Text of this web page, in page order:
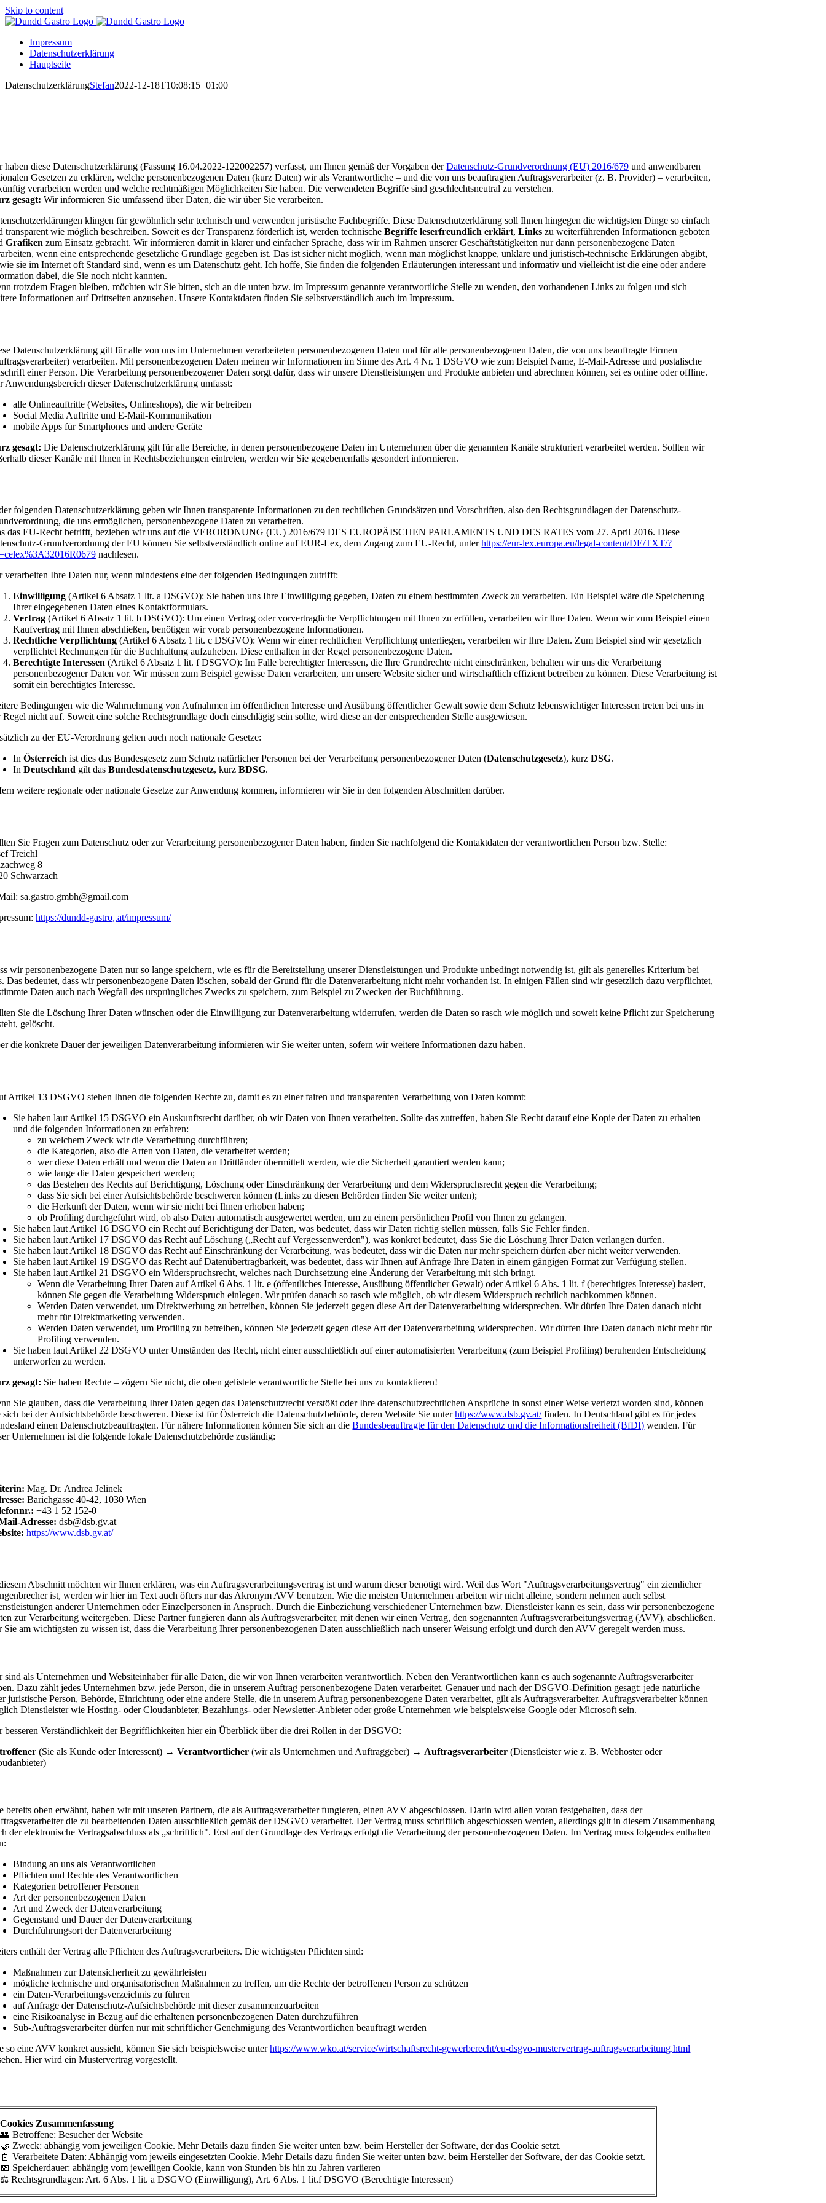
Skip to content
Impressum
Datenschutzerklärung
Hauptseite
DatenschutzerklärungStefan2022-12-18T10:08:15+01:00
haben diese Datenschutzerklärung (Fassung 16.04.2022-122002257) verfasst, um Ihnen gemäß der Vorgaben derDatenschutz-Grundverordnung (EU) 2016/679 und anwendbaren
Gesetzen zu erklären, welche personenbezogenen Daten (kurz Daten) wir als Verantwortliche – und die von uns beauftragten Auftragsverarbeiter (z. B. Provider) – verarbeiten,
verarbeiten werden und welche rechtmäßigen Möglichkeiten Sie haben. Die verwendeten Begriffe sind geschlechtsneutral zu verstehen.
gesagt: Wir informieren Sie umfassend über Daten, die wir über Sie verarbeiten.
klingen für gewöhnlich sehr technisch und verwenden juristische Fachbegriffe. Diese Datenschutzerklärung soll Ihnen hingegen die wichtigsten Dinge so einfach
transparent wie möglich beschreiben. Soweit es der Transparenz förderlich ist, werden technischeBegriffe leserfreundlich erklärt,Links zu weiterführenden Informationen geboten
Grafiken zum Einsatz gebracht. Wir informieren damit in klarer und einfacher Sprache, dass wir im Rahmen unserer Geschäftstätigkeiten nur dann personenbezogene Daten
wenn eine entsprechende gesetzliche Grundlage gegeben ist. Das ist sicher nicht möglich, wenn man möglichst knappe, unklare und juristisch-technische Erklärungen abgibt,
sie im Internet oft Standard sind, wenn es um Datenschutz geht. Ich hoffe, Sie finden die folgenden Erläuterungen interessant und informativ und vielleicht ist die eine oder andere
dabei, die Sie noch nicht kannten.
trotzdem Fragen bleiben, möchten wir Sie bitten, sich an die unten bzw. im Impressum genannte verantwortliche Stelle zu wenden, den vorhandenen Links zu folgen und sich
Informationen auf Drittseiten anzusehen. Unsere Kontaktdaten finden Sie selbstverständlich auch im Impressum.
Datenschutzerklärung gilt für alle von uns im Unternehmen verarbeiteten personenbezogenen Daten und für alle personenbezogenen Daten, die von uns beauftragte Firmen
verarbeiten. Mit personenbezogenen Daten meinen wir Informationen im Sinne des Art. 4 Nr. 1 DSGVO wie zum Beispiel Name, E-Mail-Adresse und postalische
einer Person. Die Verarbeitung personenbezogener Daten sorgt dafür, dass wir unsere Dienstleistungen und Produkte anbieten und abrechnen können, sei es online oder offline.
Anwendungsbereich dieser Datenschutzerklärung umfasst:
alle Onlineauftritte (Websites, Onlineshops), die wir betreiben
Social Media Auftritte und E-Mail-Kommunikation
mobile Apps für Smartphones und andere Geräte
gesagt: Die Datenschutzerklärung gilt für alle Bereiche, in denen personenbezogene Daten im Unternehmen über die genannten Kanäle strukturiert verarbeitet werden. Sollten wir
dieser Kanäle mit Ihnen in Rechtsbeziehungen eintreten, werden wir Sie gegebenenfalls gesondert informieren.
folgenden Datenschutzerklärung geben wir Ihnen transparente Informationen zu den rechtlichen Grundsätzen und Vorschriften, also den Rechtsgrundlagen der Datenschutz-
die uns ermöglichen, personenbezogene Daten zu verarbeiten.
das EU-Recht betrifft, beziehen wir uns auf die VERORDNUNG (EU) 2016/679 DES EUROPÄISCHEN PARLAMENTS UND DES RATES vom 27. April 2016. Diese
Grundverordnung der EU können Sie selbstverständlich online auf EUR-Lex, dem Zugang zum EU-Recht, unterhttps://eur-lex.europa.eu/legal-content/DE/TXT/?
nachlesen.
verarbeiten Ihre Daten nur, wenn mindestens eine der folgenden Bedingungen zutrifft:
Einwilligung (Artikel 6 Absatz 1 lit. a DSGVO): Sie haben uns Ihre Einwilligung gegeben, Daten zu einem bestimmten Zweck zu verarbeiten. Ein Beispiel wäre die Speicherung
Ihrer eingegebenen Daten eines Kontaktformulars.
Vertrag (Artikel 6 Absatz 1 lit. b DSGVO): Um einen Vertrag oder vorvertragliche Verpflichtungen mit Ihnen zu erfüllen, verarbeiten wir Ihre Daten. Wenn wir zum Beispiel einen
Kaufvertrag mit Ihnen abschließen, benötigen wir vorab personenbezogene Informationen.
Rechtliche Verpflichtung (Artikel 6 Absatz 1 lit. c DSGVO): Wenn wir einer rechtlichen Verpflichtung unterliegen, verarbeiten wir Ihre Daten. Zum Beispiel sind wir gesetzlich
verpflichtet Rechnungen für die Buchhaltung aufzuheben. Diese enthalten in der Regel personenbezogene Daten.
Berechtigte Interessen (Artikel 6 Absatz 1 lit. f DSGVO): Im Falle berechtigter Interessen, die Ihre Grundrechte nicht einschränken, behalten wir uns die Verarbeitung
personenbezogener Daten vor. Wir müssen zum Beispiel gewisse Daten verarbeiten, um unsere Website sicher und wirtschaftlich effizient betreiben zu können. Diese Verarbeitung ist
somit ein berechtigtes Interesse.
Bedingungen wie die Wahrnehmung von Aufnahmen im öffentlichen Interesse und Ausübung öffentlicher Gewalt sowie dem Schutz lebenswichtiger Interessen treten bei uns in
Regel nicht auf. Soweit eine solche Rechtsgrundlage doch einschlägig sein sollte, wird diese an der entsprechenden Stelle ausgewiesen.
zu der EU-Verordnung gelten auch noch nationale Gesetze:
InÖsterreich ist dies das Bundesgesetz zum Schutz natürlicher Personen bei der Verarbeitung personenbezogener Daten (Datenschutzgesetz), kurzDSG.
InDeutschland gilt dasBundesdatenschutzgesetz, kurz BDSG.
weitere regionale oder nationale Gesetze zur Anwendung kommen, informieren wir Sie in den folgenden Abschnitten darüber.
Sie Fragen zum Datenschutz oder zur Verarbeitung personenbezogener Daten haben, finden Sie nachfolgend die Kontaktdaten der verantwortlichen Person bzw. Stelle:
Treichl
8
Schwarzach
sa.gastro.gmbh@gmail.com
https://dundd-gastro,.at/impressum/
wir personenbezogene Daten nur so lange speichern, wie es für die Bereitstellung unserer Dienstleistungen und Produkte unbedingt notwendig ist, gilt als generelles Kriterium bei
Das bedeutet, dass wir personenbezogene Daten löschen, sobald der Grund für die Datenverarbeitung nicht mehr vorhanden ist. In einigen Fällen sind wir gesetzlich dazu verpflichtet,
Daten auch nach Wegfall des ursprüngliches Zwecks zu speichern, zum Beispiel zu Zwecken der Buchführung.
Sie die Löschung Ihrer Daten wünschen oder die Einwilligung zur Datenverarbeitung widerrufen, werden die Daten so rasch wie möglich und soweit keine Pflicht zur Speicherung
gelöscht.
die konkrete Dauer der jeweiligen Datenverarbeitung informieren wir Sie weiter unten, sofern wir weitere Informationen dazu haben.
Artikel 13 DSGVO stehen Ihnen die folgenden Rechte zu, damit es zu einer fairen und transparenten Verarbeitung von Daten kommt:
Sie haben laut Artikel 15 DSGVO ein Auskunftsrecht darüber, ob wir Daten von Ihnen verarbeiten. Sollte das zutreffen, haben Sie Recht darauf eine Kopie der Daten zu erhalten
und die folgenden Informationen zu erfahren:
zu welchem Zweck wir die Verarbeitung durchführen;
die Kategorien, also die Arten von Daten, die verarbeitet werden;
wer diese Daten erhält und wenn die Daten an Drittländer übermittelt werden, wie die Sicherheit garantiert werden kann;
wie lange die Daten gespeichert werden;
das Bestehen des Rechts auf Berichtigung, Löschung oder Einschränkung der Verarbeitung und dem Widerspruchsrecht gegen die Verarbeitung;
dass Sie sich bei einer Aufsichtsbehörde beschweren können (Links zu diesen Behörden finden Sie weiter unten);
die Herkunft der Daten, wenn wir sie nicht bei Ihnen erhoben haben;
ob Profiling durchgeführt wird, ob also Daten automatisch ausgewertet werden, um zu einem persönlichen Profil von Ihnen zu gelangen.
Sie haben laut Artikel 16 DSGVO ein Recht auf Berichtigung der Daten, was bedeutet, dass wir Daten richtig stellen müssen, falls Sie Fehler finden.
Sie haben laut Artikel 17 DSGVO das Recht auf Löschung („Recht auf Vergessenwerden"), was konkret bedeutet, dass Sie die Löschung Ihrer Daten verlangen dürfen.
Sie haben laut Artikel 18 DSGVO das Recht auf Einschränkung der Verarbeitung, was bedeutet, dass wir die Daten nur mehr speichern dürfen aber nicht weiter verwenden.
Sie haben laut Artikel 19 DSGVO das Recht auf Datenübertragbarkeit, was bedeutet, dass wir Ihnen auf Anfrage Ihre Daten in einem gängigen Format zur Verfügung stellen.
Sie haben laut Artikel 21 DSGVO ein Widerspruchsrecht, welches nach Durchsetzung eine Änderung der Verarbeitung mit sich bringt.
Wenn die Verarbeitung Ihrer Daten auf Artikel 6 Abs. 1 lit. e (öffentliches Interesse, Ausübung öffentlicher Gewalt) oder Artikel 6 Abs. 1 lit. f (berechtigtes Interesse) basiert,
können Sie gegen die Verarbeitung Widerspruch einlegen. Wir prüfen danach so rasch wie möglich, ob wir diesem Widerspruch rechtlich nachkommen können.
Werden Daten verwendet, um Direktwerbung zu betreiben, können Sie jederzeit gegen diese Art der Datenverarbeitung widersprechen. Wir dürfen Ihre Daten danach nicht
mehr für Direktmarketing verwenden.
Werden Daten verwendet, um Profiling zu betreiben, können Sie jederzeit gegen diese Art der Datenverarbeitung widersprechen. Wir dürfen Ihre Daten danach nicht mehr für
Profiling verwenden.
Sie haben laut Artikel 22 DSGVO unter Umständen das Recht, nicht einer ausschließlich auf einer automatisierten Verarbeitung (zum Beispiel Profiling) beruhenden Entscheidung
unterworfen zu werden.
gesagt: Sie haben Rechte – zögern Sie nicht, die oben gelistete verantwortliche Stelle bei uns zu kontaktieren!
Sie glauben, dass die Verarbeitung Ihrer Daten gegen das Datenschutzrecht verstößt oder Ihre datenschutzrechtlichen Ansprüche in sonst einer Weise verletzt worden sind, können
sich bei der Aufsichtsbehörde beschweren. Diese ist für Österreich die Datenschutzbehörde, deren Website Sie unterhttps://www.dsb.gv.at/finden. In Deutschland gibt es für jedes
einen Datenschutzbeauftragten. Für nähere Informationen können Sie sich an dieBundesbeauftragte für den Datenschutz und die Informationsfreiheit (BfDI) wenden. Für
Unternehmen ist die folgende lokale Datenschutzbehörde zuständig:
Mag. Dr. Andrea Jelinek
Barichgasse 40-42, 1030 Wien
+43 1 52 152-0
Adresse:dsb@dsb.gv.at
https://www.dsb.gv.at/
Abschnitt möchten wir Ihnen erklären, was ein Auftragsverarbeitungsvertrag ist und warum dieser benötigt wird. Weil das Wort "Auftragsverarbeitungsvertrag" ein ziemlicher
ist, werden wir hier im Text auch öfters nur das Akronym AVV benutzen. Wie die meisten Unternehmen arbeiten wir nicht alleine, sondern nehmen auch selbst
anderer Unternehmen oder Einzelpersonen in Anspruch. Durch die Einbeziehung verschiedener Unternehmen bzw. Dienstleister kann es sein, dass wir personenbezogene
zur Verarbeitung weitergeben. Diese Partner fungieren dann als Auftragsverarbeiter, mit denen wir einen Vertrag, den sogenannten Auftragsverarbeitungsvertrag (AVV), abschließen.
Sie am wichtigsten zu wissen ist, dass die Verarbeitung Ihrer personenbezogenen Daten ausschließlich nach unserer Weisung erfolgt und durch den AVV geregelt werden muss.
sind als Unternehmen und Websiteinhaber für alle Daten, die wir von Ihnen verarbeiten verantwortlich. Neben den Verantwortlichen kann es auch sogenannte Auftragsverarbeiter
Dazu zählt jedes Unternehmen bzw. jede Person, die in unserem Auftrag personenbezogene Daten verarbeitet. Genauer und nach der DSGVO-Definition gesagt: jede natürliche
juristische Person, Behörde, Einrichtung oder eine andere Stelle, die in unserem Auftrag personenbezogene Daten verarbeitet, gilt als Auftragsverarbeiter. Auftragsverarbeiter können
Dienstleister wie Hosting- oder Cloudanbieter, Bezahlungs- oder Newsletter-Anbieter oder große Unternehmen wie beispielsweise Google oder Microsoft sein.
besseren Verständlichkeit der Begrifflichkeiten hier ein Überblick über die drei Rollen in der DSGVO:
(Sie als Kunde oder Interessent) →Verantwortlicher (wir als Unternehmen und Auftraggeber) → Auftragsverarbeiter (Dienstleister wie z. B. Webhoster oder
bereits oben erwähnt, haben wir mit unseren Partnern, die als Auftragsverarbeiter fungieren, einen AVV abgeschlossen. Darin wird allen voran festgehalten, dass der
die zu bearbeitenden Daten ausschließlich gemäß der DSGVO verarbeitet. Der Vertrag muss schriftlich abgeschlossen werden, allerdings gilt in diesem Zusammenhang
der elektronische Vertragsabschluss als „schriftlich". Erst auf der Grundlage des Vertrags erfolgt die Verarbeitung der personenbezogenen Daten. Im Vertrag muss folgendes enthalten
Bindung an uns als Verantwortlichen
Pflichten und Rechte des Verantwortlichen
Kategorien betroffener Personen
Art der personenbezogenen Daten
Art und Zweck der Datenverarbeitung
Gegenstand und Dauer der Datenverarbeitung
Durchführungsort der Datenverarbeitung
enthält der Vertrag alle Pflichten des Auftragsverarbeiters. Die wichtigsten Pflichten sind:
Maßnahmen zur Datensicherheit zu gewährleisten
mögliche technische und organisatorischen Maßnahmen zu treffen, um die Rechte der betroffenen Person zu schützen
ein Daten-Verarbeitungsverzeichnis zu führen
auf Anfrage der Datenschutz-Aufsichtsbehörde mit dieser zusammenzuarbeiten
eine Risikoanalyse in Bezug auf die erhaltenen personenbezogenen Daten durchzuführen
Sub-Auftragsverarbeiter dürfen nur mit schriftlicher Genehmigung des Verantwortlichen beauftragt werden
so eine AVV konkret aussieht, können Sie sich beispielsweise unterhttps://www.wko.at/service/wirtschaftsrecht-gewerberecht/eu-dsgvo-mustervertrag-auftragsverarbeitung.html
Hier wird ein Mustervertrag vorgestellt.
Cookies Zusammenfassung
👥 Betroffene: Besucher der Website
🤝 Zweck: abhängig vom jeweiligen Cookie. Mehr Details dazu finden Sie weiter unten bzw. beim Hersteller der Software, der das Cookie setzt.
📓 Verarbeitete Daten: Abhängig vom jeweils eingesetzten Cookie. Mehr Details dazu finden Sie weiter unten bzw. beim Hersteller der Software, der das Cookie setzt.
📅 Speicherdauer: abhängig vom jeweiligen Cookie, kann von Stunden bis hin zu Jahren variieren
⚖️ Rechtsgrundlagen: Art. 6 Abs. 1 lit. a DSGVO (Einwilligung), Art. 6 Abs. 1 lit.f DSGVO (Berechtigte Interessen)